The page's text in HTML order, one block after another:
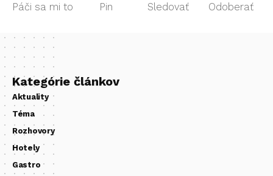
Páči sa mi to Pin Sledovať Odoberať
Kategórie článkov
Aktuality
Téma
Rozhovory
Hotely
Gastro